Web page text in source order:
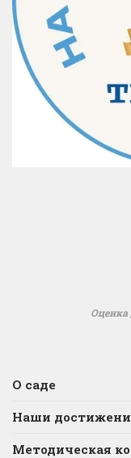
Оценка
О саде
Наши
Методическая